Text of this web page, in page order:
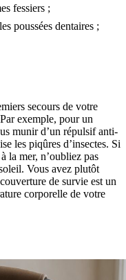
fessiers ;
poussées dentaires ;
secours de votre
exemple, pour un
munir d’un répulsif anti-
les piqûres d’insectes. Si
la mer, n’oubliez pas
Vous avez plutôt
de survie est un
corporelle de votre